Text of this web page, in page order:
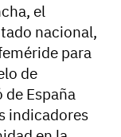
el
nacional,
para
de
España
indicadores